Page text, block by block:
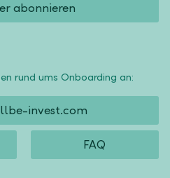
abonnieren
rund ums Onboarding an:
invest.com
FAQ